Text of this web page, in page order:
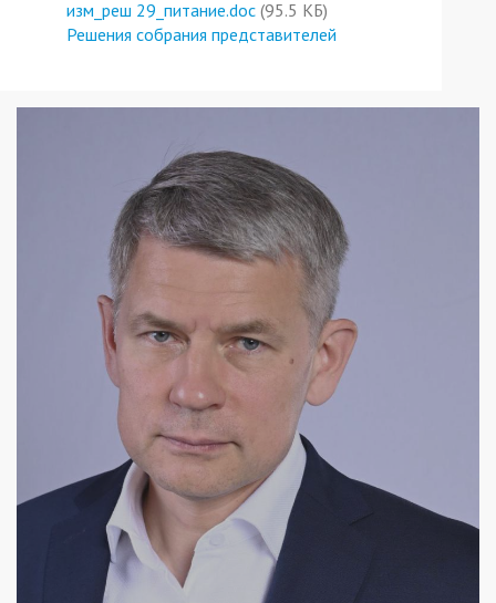
изм_реш 29_питание.doc (95.5 КБ)
Решения собрания представителей